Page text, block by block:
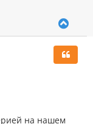
у
на нашем